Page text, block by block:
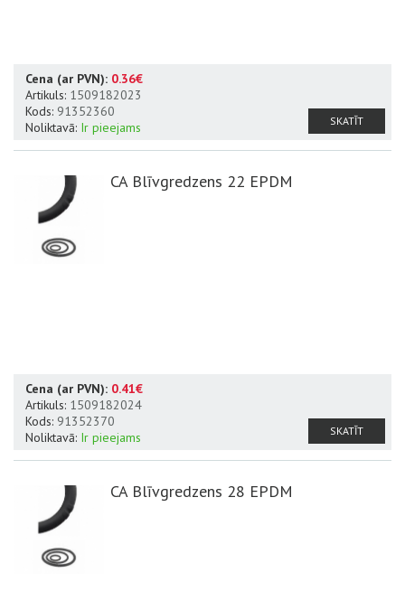
Cena (ar PVN): 0.36€
Artikuls: 1509182023
Kods: 91352360
Noliktavā: Ir pieejams SKATĪT
CA Blīvgredzens 22 EPDM
Cena (ar PVN): 0.41€
Artikuls: 1509182024
Kods: 91352370
Noliktavā: Ir pieejams SKATĪT
CA Blīvgredzens 28 EPDM